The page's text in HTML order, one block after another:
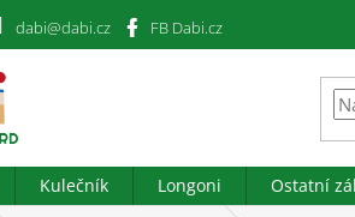
dabi@dabi.cz FB Dabi.cz
Kulečník Longoni Ostatní